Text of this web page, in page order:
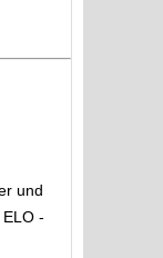
und
-